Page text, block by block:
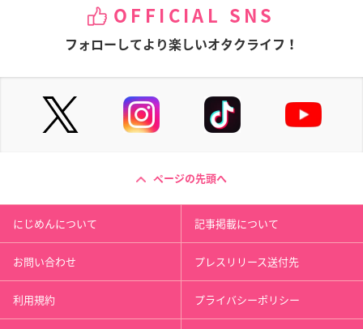
OFFICIAL SNS
フォローしてより楽しいオタクライフ！
ページの先頭へ
にじめんについて 記事掲載について
お問い合わせ プレスリリース送付先
利用規約 プライバシーポリシー